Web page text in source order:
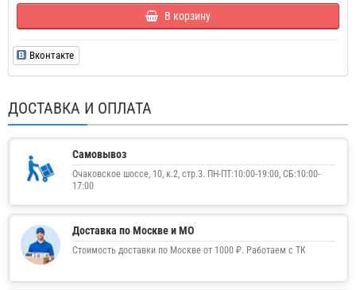
В корзину
Вконтакте
ДОСТАВКА И ОПЛАТА
Самовывоз
Очаковское шоссе, 10, к.2, стр.3. ПН-ПТ:10:00-19:00, СБ:10:00-
17:00
Доставка по Москве и МО
Стоимость доставки по Москве от 1000 ₽. Работаем с ТК